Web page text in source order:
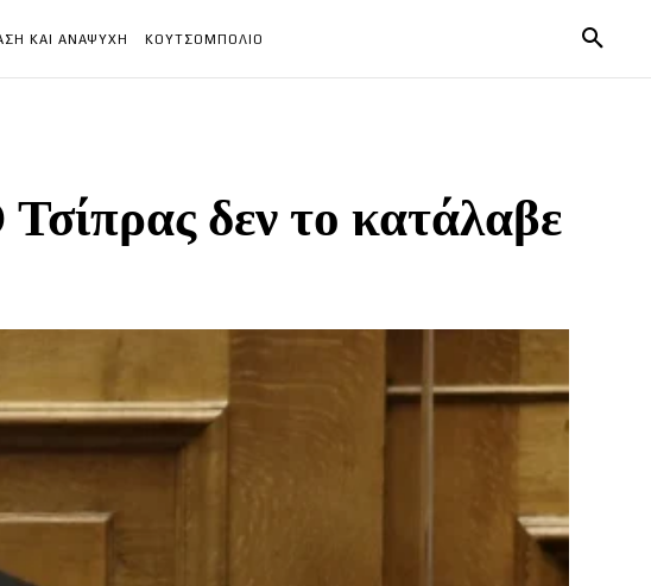
ΚΑΙ ΑΝΑΨΥΧΗ ΚΟΥΤΣΟΜΠΟΛΙΟ
δεν το κατάλαβε